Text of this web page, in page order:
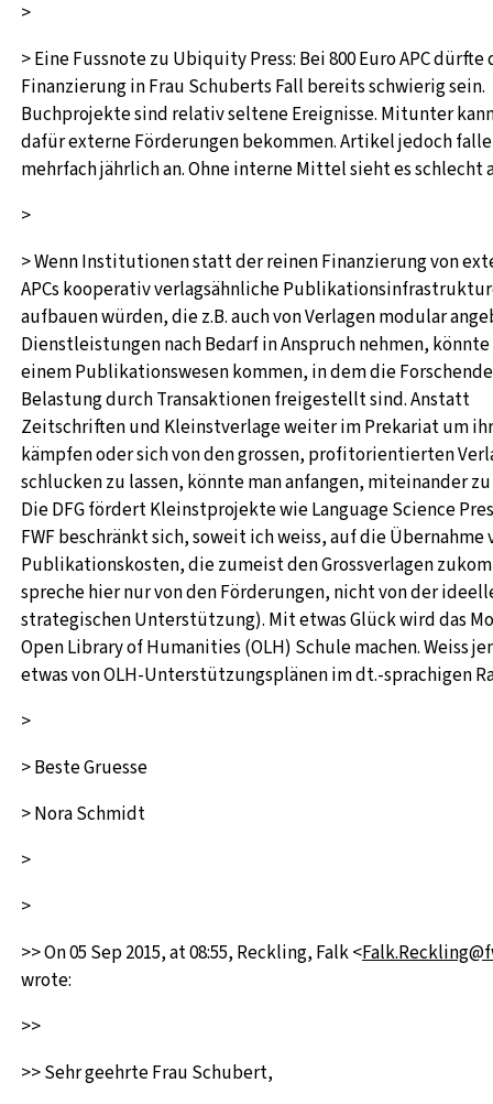
>
> Eine Fussnote zu Ubiquity Press: Bei 800 Euro APC dürfte
Finanzierung in Frau Schuberts Fall bereits schwierig sein.
Buchprojekte sind relativ seltene Ereignisse. Mitunter
dafür externe Förderungen bekommen. Artikel jedoch
mehrfach jährlich an. Ohne interne Mittel sieht es schlecht
>
> Wenn Institutionen statt der reinen Finanzierung von
APCs kooperativ verlagsähnliche
aufbauen würden, die z.B. auch von Verlagen modular
Dienstleistungen nach Bedarf in Anspruch nehmen, könnte
einem Publikationswesen kommen, in dem die
Belastung durch Transaktionen freigestellt sind. Anstatt
Zeitschriften und Kleinstverlage weiter im Prekariat um
kämpfen oder sich von den grossen, profitorientierten
schlucken zu lassen, könnte man anfangen, miteinander
Die DFG fördert Kleinstprojekte wie Language Science
FWF beschränkt sich, soweit ich weiss, auf die Übernahme
Publikationskosten, die zumeist den Grossverlagen
spreche hier nur von den Förderungen, nicht von der
strategischen Unterstützung). Mit etwas Glück wird das
Open Library of Humanities (OLH) Schule machen. Weiss
etwas von OLH-Unterstützungsplänen im dt.-sprachigen
>
> Beste Gruesse
> Nora Schmidt
>
>
>> On 05 Sep 2015, at 08:55, Reckling, Falk <
wrote:
>>
>> Sehr geehrte Frau Schubert,